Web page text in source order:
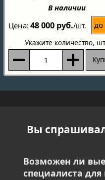
В наличии
Цена 48 000 руб./шт. до
Укажите количество,
Вы
Возможен ли
специалиста для